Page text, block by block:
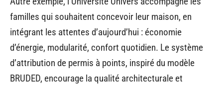
familles qui souhaitent concevoir leur maison, en
intégrant les attentes d’aujourd’hui : économie
d’énergie, modularité, confort quotidien. Le système
d’attribution de permis à points, inspiré du modèle
BRUDED, encourage la qualité architecturale et